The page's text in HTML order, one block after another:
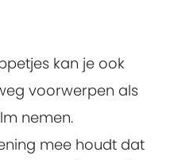
kan je ook
voorwerpen als
nemen.
mee houdt dat